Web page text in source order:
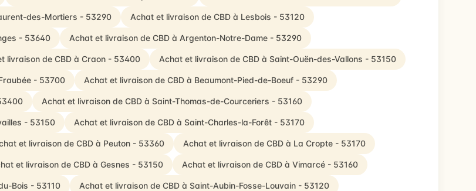
des-Mortiers - 53290 Achat et livraison de CBD à Lesbois - 53120
- 53640 Achat et livraison de CBD à Argenton-Notre-Dame - 53290
livraison de CBD à Craon - 53400 Achat et livraison de CBD à Saint-Ouën-des-Vallons - 53150
- 53700 Achat et livraison de CBD à Beaumont-Pied-de-Boeuf - 53290
Achat et livraison de CBD à Saint-Thomas-de-Courceriers - 53160
- 53150 Achat et livraison de CBD à Saint-Charles-la-Forêt - 53170
et livraison de CBD à Peuton - 53360 Achat et livraison de CBD à La Cropte - 53170
et livraison de CBD à Gesnes - 53150 Achat et livraison de CBD à Vimarcé - 53160
Bois - 53110 Achat et livraison de CBD à Saint-Aubin-Fosse-Louvain - 53120